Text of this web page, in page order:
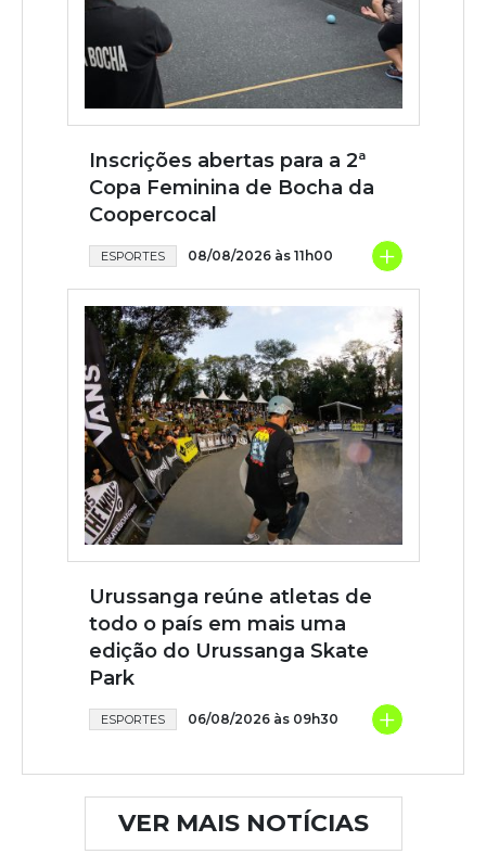
Inscrições abertas para a 2ª
Copa Feminina de Bocha da
Coopercocal
ESPORTES 08/08/2026 às 11h00 +
Urussanga reúne atletas de
todo o país em mais uma
edição do Urussanga Skate
Park
ESPORTES 06/08/2026 às 09h30 +
VER MAIS NOTÍCIAS